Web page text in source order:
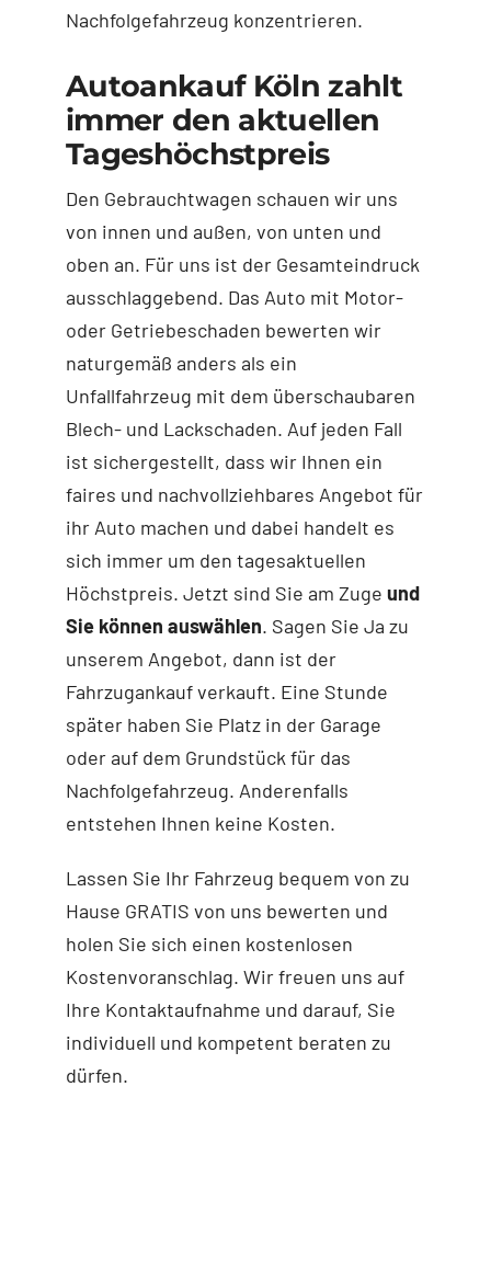
Nachfolgefahrzeug konzentrieren.
Autoankauf Köln zahlt
immer den aktuellen
Tageshöchstpreis
Den Gebrauchtwagen schauen wir uns
von innen und außen, von unten und
oben an. Für uns ist der Gesamteindruck
ausschlaggebend. Das Auto mit Motor-
oder Getriebeschaden bewerten wir
naturgemäß anders als ein
Unfallfahrzeug mit dem überschaubaren
Blech- und Lackschaden. Auf jeden Fall
ist sichergestellt, dass wir Ihnen ein
faires und nachvollziehbares Angebot für
ihr Auto machen und dabei handelt es
sich immer um den tagesaktuellen
Höchstpreis. Jetzt sind Sie am Zuge und
Sie können auswählen. Sagen Sie Ja zu
unserem Angebot, dann ist der
Fahrzugankauf verkauft. Eine Stunde
später haben Sie Platz in der Garage
oder auf dem Grundstück für das
Nachfolgefahrzeug. Anderenfalls
entstehen Ihnen keine Kosten.
Lassen Sie Ihr Fahrzeug bequem von zu
Hause GRATIS von uns bewerten und
holen Sie sich einen kostenlosen
Kostenvoranschlag. Wir freuen uns auf
Ihre Kontaktaufnahme und darauf, Sie
individuell und kompetent beraten zu
dürfen.